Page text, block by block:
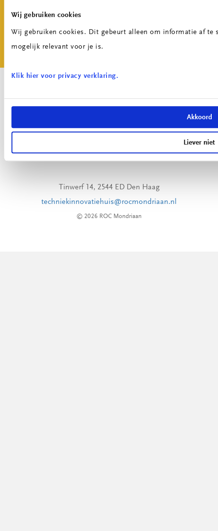
Wij gebruiken cookies
Wij gebruiken cookies. Dit gebeurt alleen om informatie af te
mogelijk relevant voor je is.
Klik hier voor privacy verklaring.
Akkoord
Liever niet
Linkedin
Tinwerf 14, 2544 ED Den Haag
techniekinnovatiehuis@rocmondriaan.nl
© 2026 ROC Mondriaan